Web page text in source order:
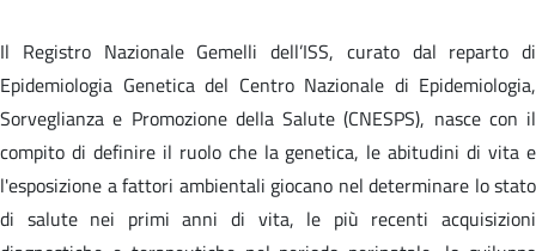
Il Registro Nazionale Gemelli dell’ISS, curato dal reparto di
Epidemiologia Genetica del Centro Nazionale di Epidemiologia,
Sorveglianza e Promozione della Salute (CNESPS), nasce con il
compito di definire il ruolo che la genetica, le abitudini di vita e
l'esposizione a fattori ambientali giocano nel determinare lo stato
di salute nei primi anni di vita, le più recenti acquisizioni